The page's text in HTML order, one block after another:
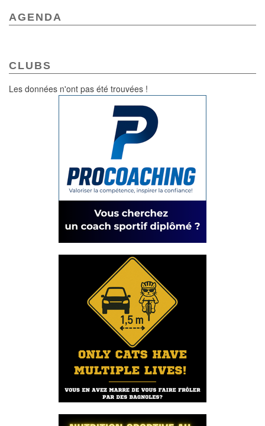
AGENDA
CLUBS
Les données n'ont pas été trouvées !